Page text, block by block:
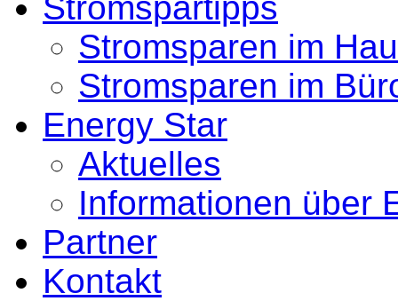
Stromsparen im
Stromsparen im
Energy Star
Aktuelles
Informationen über
Partner
Kontakt